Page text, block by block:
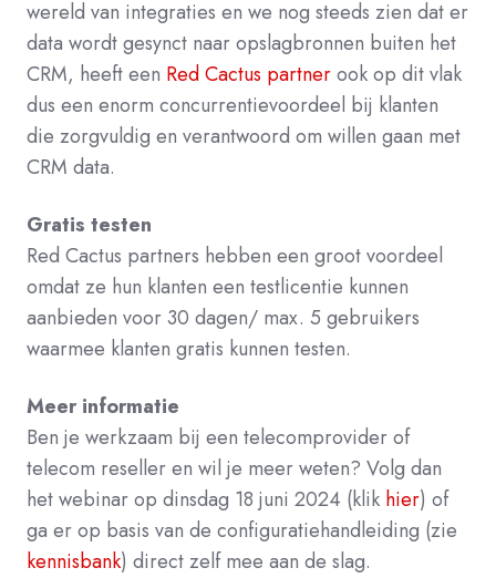
wereld van integraties en we nog steeds zien dat er
data wordt gesynct naar opslagbronnen buiten het
CRM, heeft een Red Cactus partnerook op dit vlak
dus een enorm concurrentievoordeel bij klanten
die zorgvuldig en verantwoord om willen gaan met
CRM data.
Gratis testen
Red Cactus partners hebben een groot voordeel
omdat ze hun klanten een testlicentie kunnen
aanbieden voor 30 dagen/ max. 5 gebruikers
waarmee klanten gratis kunnen testen.
Meer informatie
Ben je werkzaam bij een telecomprovider of
telecom reseller en wil je meer weten? Volg dan
het webinar op dinsdag 18 juni 2024 (klik hier) of
ga er op basis van de configuratiehandleiding (zie
kennisbank) direct zelf mee aan de slag.